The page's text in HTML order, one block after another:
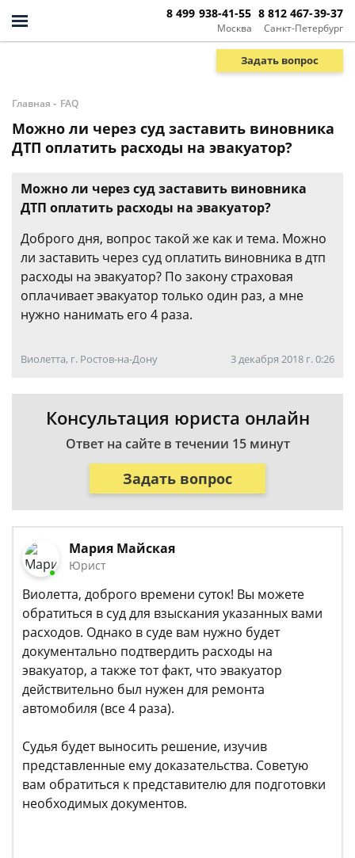
Москва
8 499 938-41-55
Санкт-Петербург
8 812 467-39-37
Задать вопрос
Главная - FAQ
Можно ли через суд заставить виновника
ДТП оплатить расходы на эвакуатор?
Можно ли через суд заставить виновника
ДТП оплатить расходы на эвакуатор?
Доброго дня, вопрос такой же как и тема. Можно
ли заставить через суд оплатить виновника в дтп
расходы на эвакуатор? По закону страховая
оплачивает эвакуатор только один раз, а мне
нужно нанимать его 4 раза.
Виолетта, г. Ростов-на-Дону 3 декабря 2018 г. 0:26
Консультация юриста онлайн
Ответ на сайте в течении 15 минут
Задать вопрос
Мария Майская
Юрист
Виолетта, доброго времени суток! Вы можете
обратиться в суд для взыскания указанных вами
расходов. Однако в суде вам нужно будет
документально подтвердить расходы на
эвакуатор, а также тот факт, что эвакуатор
действительно был нужен для ремонта
автомобиля (все 4 раза).
Судья будет выносить решение, изучив
представленные ему доказательства. Советую
вам обратиться к представителю для подготовки
необходимых документов.